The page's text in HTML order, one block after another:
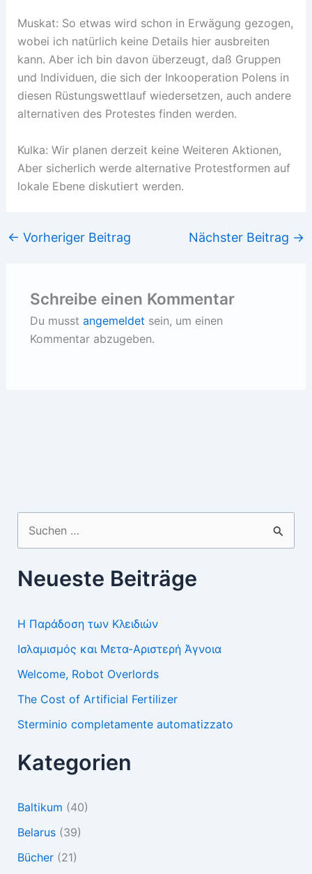
Muskat: So etwas wird schon in Erwägung gezogen,
wobei ich natürlich keine Details hier ausbreiten
kann. Aber ich bin davon überzeugt, daß Gruppen
und Individuen, die sich der Inkooperation Polens in
diesen Rüstungswettlauf wiedersetzen, auch andere
alternativen des Protestes finden werden.
Kulka: Wir planen derzeit keine Weiteren Aktionen,
Aber sicherlich werde alternative Protestformen auf
lokale Ebene diskutiert werden.
← Vorheriger Beitrag Nächster Beitrag →
Schreibe einen Kommentar
Du musst angemeldet sein, um einen
Kommentar abzugeben.
nach:
Neueste Beiträge
Η Παράδοση των Κλειδιών
Ισλαμισμός και Μετα-Αριστερή Άγνοια
Welcome, Robot Overlords
The Cost of Artificial Fertilizer
Sterminio completamente automatizzato
Kategorien
Baltikum (40)
Belarus(39)
Bücher(21)